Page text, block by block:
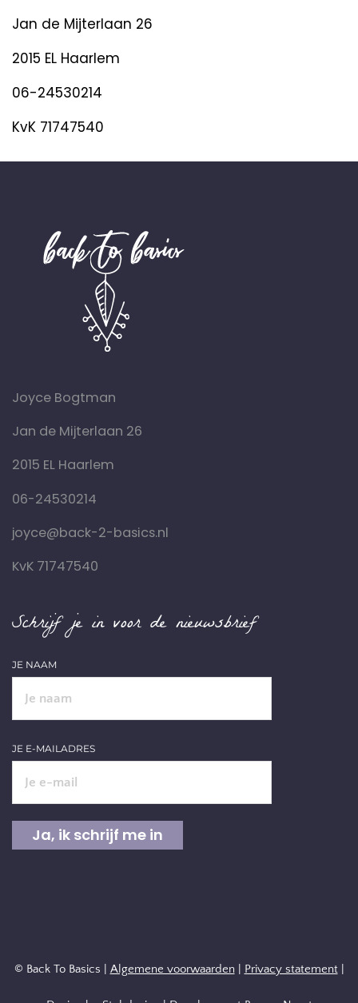
Jan de Mijterlaan 26
2015 EL Haarlem
06-24530214
KvK 71747540
Joyce Bogtman
Jan de Mijterlaan 26
2015 EL Haarlem
06-24530214
joyce@back-2-basics.nl
KvK 71747540
Schrijf je in voor de nieuwsbrief
JE NAAM
JE E-MAILADRES
© Back To Basics | Algemene voorwaarden Privacy statement|